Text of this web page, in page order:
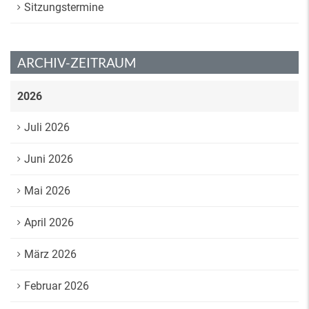
Sitzungstermine
ARCHIV-ZEITRAUM
2026
Juli 2026
Juni 2026
Mai 2026
April 2026
März 2026
Februar 2026